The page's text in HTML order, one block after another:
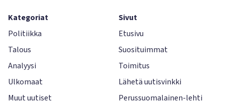
Kategoriat
Politiikka
Talous
Analyysi
Ulkomaat
Muut uutiset
Sivut
Etusivu
Suosituimmat
Toimitus
Lähetä uutisvinkki
Perussuomalainen-lehti